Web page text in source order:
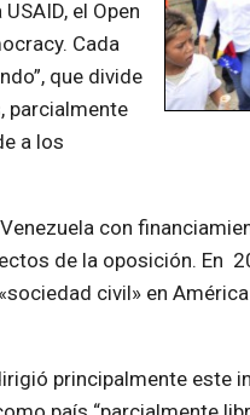
el Open
Cada
que divide
parcialmente
a los
con
de la oposición. En
civil» en
principalmente este